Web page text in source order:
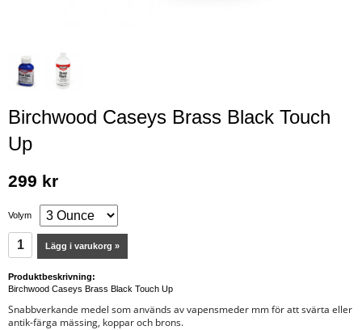
Birchwood Caseys Brass Black Touch
Up
299 kr
Volym
Lägg i varukorg »
Produktbeskrivning:
Birchwood Caseys Brass Black Touch Up
Snabbverkande medel som används av vapensmeder mm för att svärta eller
antik-färga mässing, koppar och brons.